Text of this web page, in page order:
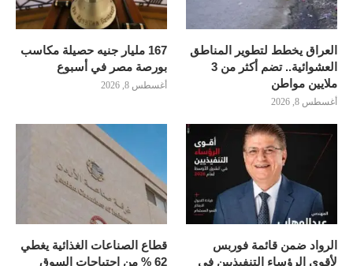
العراق يخطط لتطوير المناطق
العشوائية.. تضم أكثر من 3
ملايين مواطن
أغسطس 8, 2026
167 مليار جنيه حصيلة مكاسب
بورصة مصر في أسبوع
أغسطس 8, 2026
الرواد ضمن قائمة فوربس
لأقوى الرؤساء التنفيذيين في
قطاع الصناعات الغذائية يغطي
62 % من احتياجات السوق